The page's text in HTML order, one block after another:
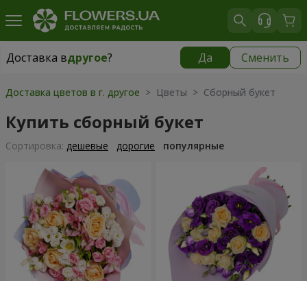
Доставка вдругое? Да Сменить
Доставка вдругое|
Доставка цветов в г. другое > Цветы > Сборный букет
Купить сборный букет
Cортировка: дешевые дорогие популярные